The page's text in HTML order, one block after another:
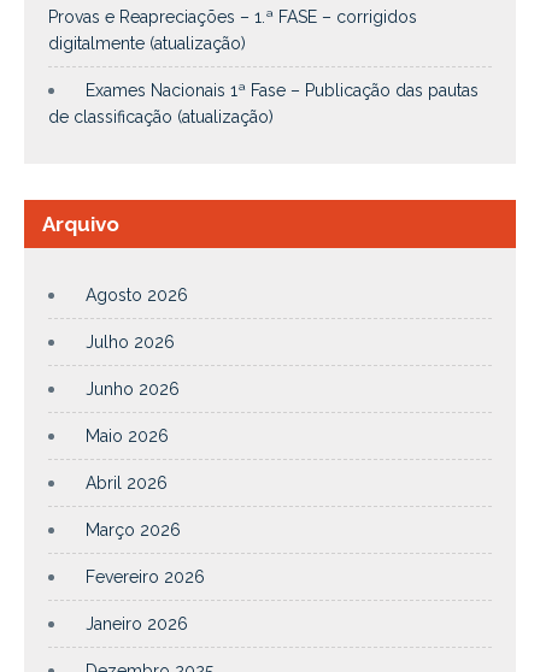
Provas e Reapreciações – 1.ª FASE – corrigidos
digitalmente (atualização)
Exames Nacionais 1ª Fase – Publicação das pautas
de classificação (atualização)
Arquivo
Agosto 2026
Julho 2026
Junho 2026
Maio 2026
Abril 2026
Março 2026
Fevereiro 2026
Janeiro 2026